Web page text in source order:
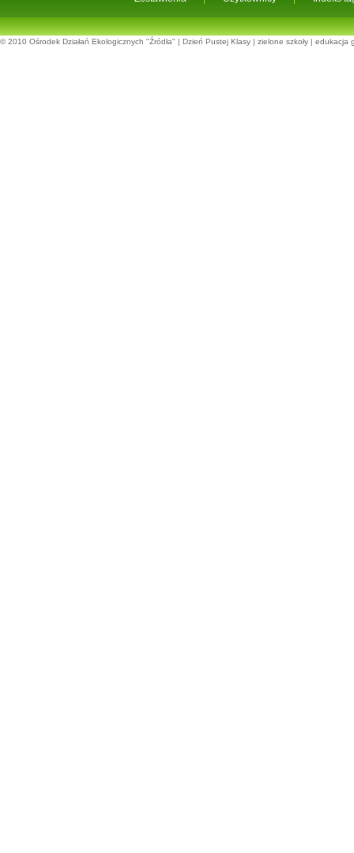
© 2010 Ośrodek Działań Ekologicznych "Źródła" | Dzień Pustej Klasy | zielone szkoły | edukacja